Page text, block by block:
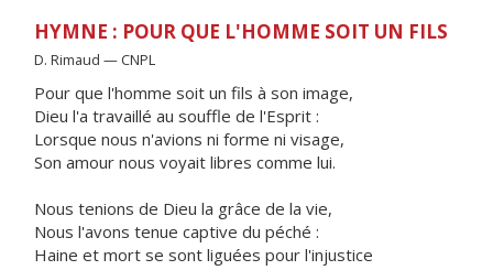
HYMNE : POUR QUE L'HOMME SOIT UN FILS
D. Rimaud — CNPL
Pour que l'homme soit un fils à son image,
Dieu l'a travaillé au souffle de l'Esprit :
Lorsque nous n'avions ni forme ni visage,
Son amour nous voyait libres comme lui.
Nous tenions de Dieu la grâce de la vie,
Nous l'avons tenue captive du péché :
Haine et mort se sont liguées pour l'injustice